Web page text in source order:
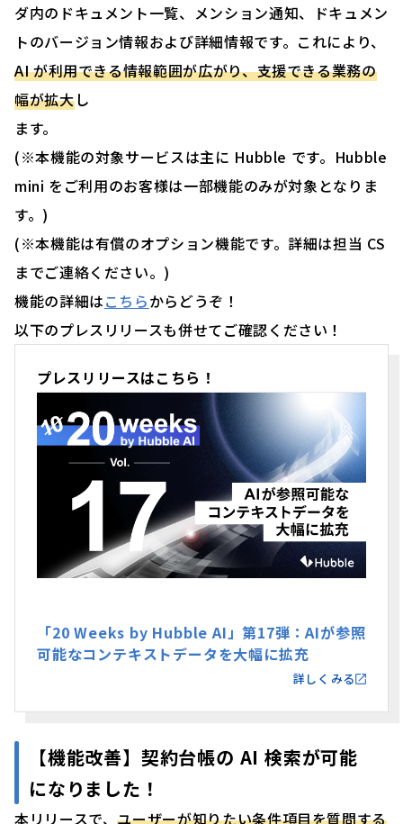
ダ内のドキュメント一覧、メンション通知、ドキュメン
トのバージョン情報および詳細情報です。これにより、
AI が利用できる情報範囲が広がり、支援できる業務の
幅が拡大し
ます。
(※本機能の対象サービスは主に Hubble です。Hubble
mini をご利用のお客様は一部機能のみが対象となりま
す。)
(※本機能は有償のオプション機能です。詳細は担当 CS
までご連絡ください。)
機能の詳細はこちらからどうぞ！
以下のプレスリリースも併せてご確認ください！
プレスリリースはこちら！
「20 Weeks by Hubble AI」第17弾：AIが参照
可能なコンテキストデータを大幅に拡充
詳しくみる
【機能改善】契約台帳の AI 検索が可能
になりました！
本リリースで、ユーザーが知りたい条件項目を質問する